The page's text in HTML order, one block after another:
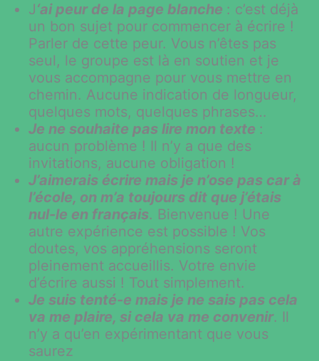
J‘ai peur de la page blanche : c’est déjà
un bon sujet pour commencer à écrire !
Parler de cette peur. Vous n’êtes pas
seul, le groupe est là en soutien et je
vous accompagne pour vous mettre en
chemin. Aucune indication de longueur,
quelques mots, quelques phrases…
Je ne souhaite pas lire mon texte :
aucun problème ! Il n’y a que des
invitations, aucune obligation !
J’aimerais écrire mais je n’ose pas car à
l’école, on m’a toujours dit que j’étais
nul-le en français. Bienvenue ! Une
autre expérience est possible ! Vos
doutes, vos appréhensions seront
pleinement accueillis. Votre envie
d’écrire aussi ! Tout simplement.
Je suis tenté-e mais je ne sais pas cela
va me plaire, si cela va me convenir. Il
n’y a qu’en expérimentant que vous
saurez